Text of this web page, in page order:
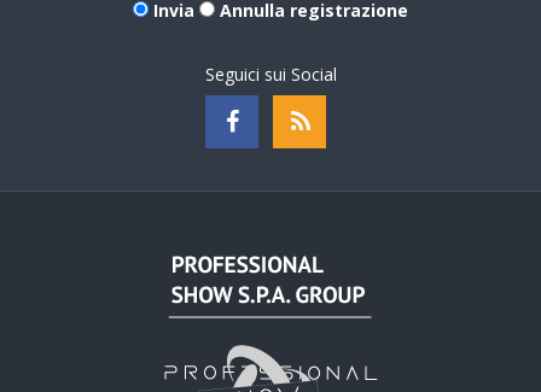
Invia Annulla registrazione
Seguici sui Social